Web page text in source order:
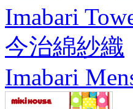
Imabari
今治綿紗織
Imabari